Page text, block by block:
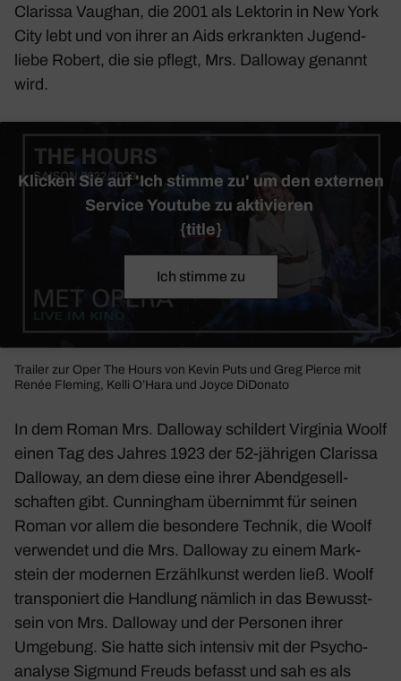
Clarissa Vaughan, die 2001 als Lektorin in New York
City lebt und von ihrer an Aids erkrankten Jugend­
liebe Robert, die sie pflegt, Mrs. Dalloway genannt
wird.
Klicken Sie auf 'Ich stimme zu' um den externen
Service Youtube zu aktivieren
{title}
Ich stimme zu
Trailer zur Oper The Hours von Kevin Puts und Greg Pierce mit
Renée Fleming, Kelli O’Hara und Joyce DiDo­nato
In dem Roman Mrs. Dalloway schil­dert Virginia Woolf
einen Tag des Jahres 1923 der 52-jährigen Clarissa
Dalloway, an dem diese eine ihrer Abend­ge­sell­
schaften gibt. Cunningham über­nimmt für seinen
Roman vor allem die beson­dere Technik, die Woolf
verwendet und die Mrs. Dalloway zu einem Mark­
stein der modernen Erzähl­kunst werden ließ. Woolf
trans­po­niert die Hand­lung nämlich in das Bewusst­
sein von Mrs. Dalloway und der Personen ihrer
Umge­bung. Sie hatte sich intensiv mit der Psycho­
ana­lyse Sigmund Freuds befasst und sah es als